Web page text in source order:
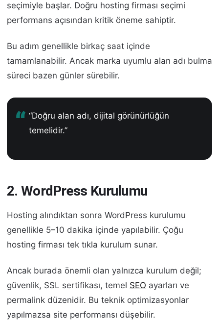
seçimiyle başlar. Doğru hosting firması seçimi
performans açısından kritik öneme sahiptir.
Bu adım genellikle birkaç saat içinde
tamamlanabilir. Ancak marka uyumlu alan adı bulma
süreci bazen günler sürebilir.
“Doğru alan adı, dijital görünürlüğün
temelidir.”
2. WordPress Kurulumu
Hosting alındıktan sonra WordPress kurulumu
genellikle 5–10 dakika içinde yapılabilir. Çoğu
hosting firması tek tıkla kurulum sunar.
Ancak burada önemli olan yalnızca kurulum değil;
güvenlik, SSL sertifikası, temel SEO ayarları ve
permalink düzenidir. Bu teknik optimizasyonlar
yapılmazsa site performansı düşebilir.